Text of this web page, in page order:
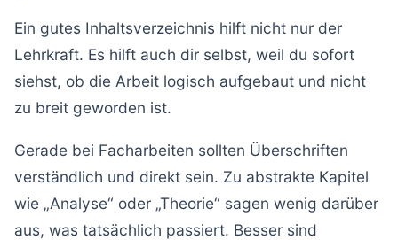
Ein gutes Inhaltsverzeichnis hilft nicht nur der
Lehrkraft. Es hilft auch dir selbst, weil du sofort
siehst, ob die Arbeit logisch aufgebaut und nicht
zu breit geworden ist.
Gerade bei Facharbeiten sollten Überschriften
verständlich und direkt sein. Zu abstrakte Kapitel
wie „Analyse“ oder „Theorie“ sagen wenig darüber
aus, was tatsächlich passiert. Besser sind